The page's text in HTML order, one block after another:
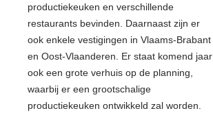
productiekeuken en verschillende
restaurants bevinden. Daarnaast zijn er
ook enkele vestigingen in Vlaams-Brabant
en Oost-Vlaanderen. Er staat komend jaar
ook een grote verhuis op de planning,
waarbij er een grootschalige
productiekeuken ontwikkeld zal worden.